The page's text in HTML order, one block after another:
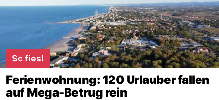
So fies!
Ferienwohnung: 120 Urlauber fallen
auf Mega-Betrug rein